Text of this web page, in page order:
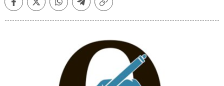
FacebookTwitterWhatsappTelegramCopiar